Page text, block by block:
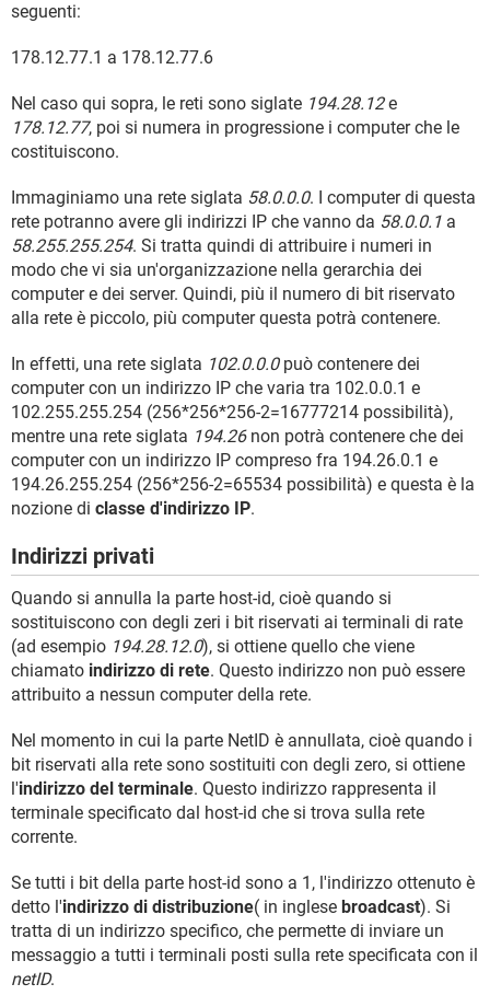
seguenti:
178.12.77.1 a 178.12.77.6
Nel caso qui sopra, le reti sono siglate 194.28.12e
178.12.77, poi si numera in progressione i computer che le
costituiscono.
Immaginiamo una rete siglata 58.0.0.0. I computer di questa
rete potranno avere gli indirizzi IP che vanno da 58.0.0.1 a
58.255.255.254. Si tratta quindi di attribuire i numeri in
modo che vi sia un'organizzazione nella gerarchia dei
computer e dei server. Quindi, più il numero di bit riservato
alla rete è piccolo, più computer questa potrà contenere.
In effetti, una rete siglata 102.0.0.0può contenere dei
computer con un indirizzo IP che varia tra 102.0.0.1 e
102.255.255.254 (256*256*256-2=16777214 possibilità),
mentre una rete siglata 194.26non potrà contenere che dei
computer con un indirizzo IP compreso fra 194.26.0.1 e
194.26.255.254 (256*256-2=65534 possibilità) e questa è la
nozione di classe d'indirizzo IP.
Indirizzi privati
Quando si annulla la parte host-id, cioè quando si
sostituiscono con degli zeri i bit riservati ai terminali di rate
(ad esempio 194.28.12.0), si ottiene quello che viene
chiamato indirizzo di rete. Questo indirizzo non può essere
attribuito a nessun computer della rete.
Nel momento in cui la parte NetID è annullata, cioè quando i
bit riservati alla rete sono sostituiti con degli zero, si ottiene
l'indirizzo del terminale. Questo indirizzo rappresenta il
terminale specificato dal host-id che si trova sulla rete
corrente.
Se tutti i bit della parte host-id sono a 1, l'indirizzo ottenuto è
detto l'indirizzo di distribuzione( in inglese broadcast). Si
tratta di un indirizzo specifico, che permette di inviare un
messaggio a tutti i terminali posti sulla rete specificata con il
netID.